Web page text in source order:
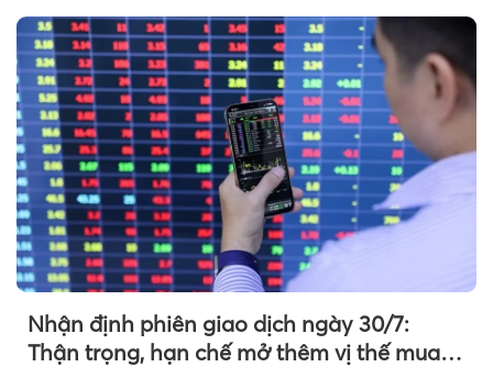
Nhận định phiên giao dịch ngày 30/7:
Thận trọng, hạn chế mở thêm vị thế mua